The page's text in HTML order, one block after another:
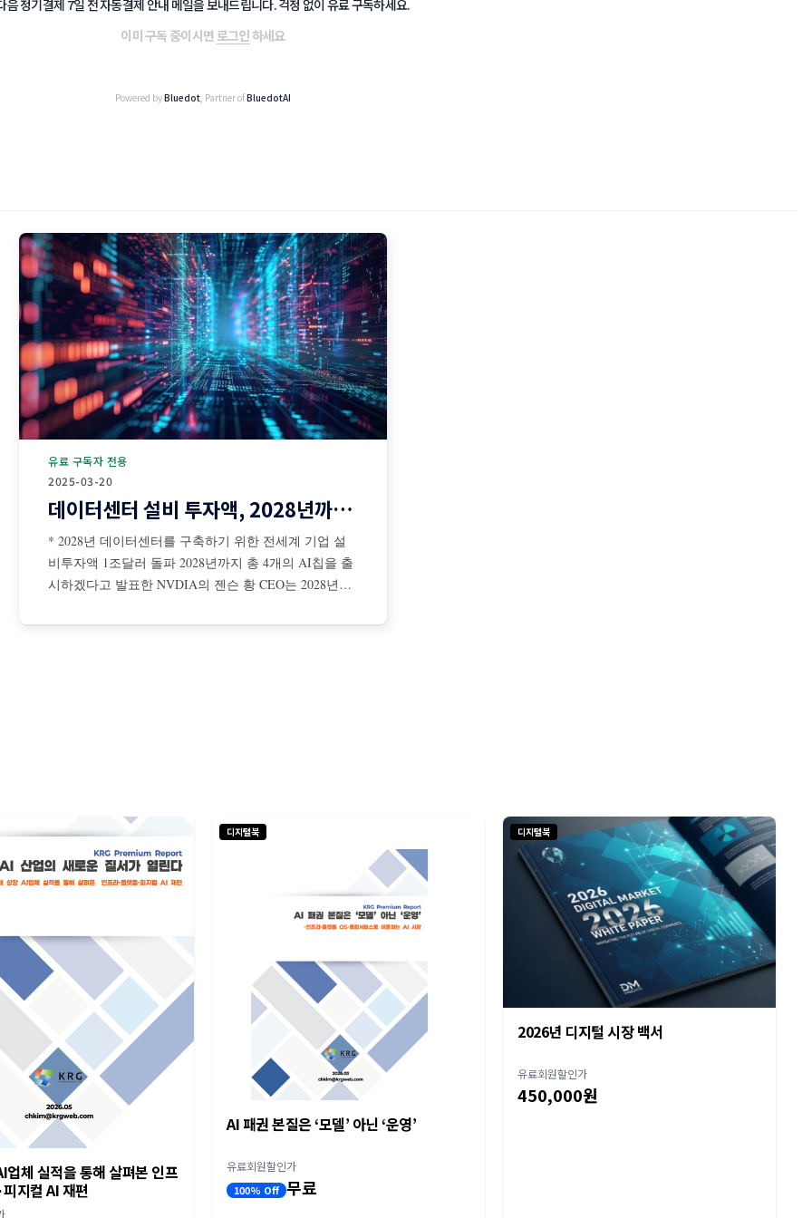
음 정기결제 7일 전 자동결제 안내 메일을 보내드립니다. 걱정 없이 유료 구독하세요.
이미 구독 중이시면 로그인하세요
Powered byBluedot, Partner ofBluedotAI
2025-03-20
유료 구독자 전용
데이터센터 설비 투자액, 2028년까지 1조달러 돌파
* 2028년 데이터센터를 구축하기 위한 전세계 기업 설
비투자액 1조달러 돌파 2028년까지 총 4개의 AI칩을 출
시하겠다고 발표한 NVDIA의 젠슨 황 CEO는 2028년까
투자액이 총 1조달러에 이를 것이라고 전망 젠슨 황은
체 실적을 통해 살펴본 인프
지컬 AI 재편
디지털북
AI 패권 본질은 ‘모델’ 아닌 ‘운영’
유료회원할인가
100% Off 무료
디지털북
2026년 디지털 시장 백서
유료회원할인가
450,000원